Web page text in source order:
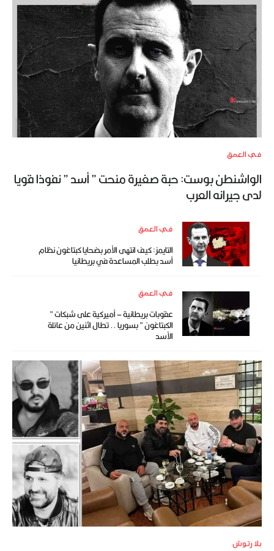
في العمق
الواشنطن بوست: حبة صغيرة منحت ” أسد ” نفوذا قويا
لدى جيرانه العرب
في العمق
التايمز: كيف انتهى الأمر بضحايا كبتاغون نظام
أسد بطلب المساعدة في بريطانيا
في العمق
عقوبات بريطانية – أميركية على شبكات ”
الكبتاغون ” بسوريا .. تطال اثنين من عائلة
الأسد
بلا رتوش